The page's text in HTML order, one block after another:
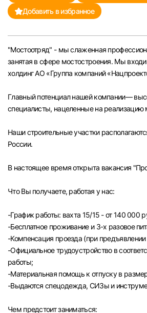
Саратов
Казань
Челябинск
Самара
Оренбург
Волгоград
Ульяновск
Курган
Уфа
Добавить в избранное
"Мостоотряд" - мы слаженная
занятая в сфере мостостроения. Мы
холдинг АО «Группа компаний
Главный потенциал нашей компании—
специалисты, нацеленные на реализацию
Наши строительные участки
России.
В настоящее время открыта вакансия
Что Вы получаете, работая у нас:
-График работы: вахта 15/15 - от 140 000
-Бесплатное проживание и 3-х разовое
-Компенсация проезда (при предъявлении
-Официальное трудоустройство в
работы;
-Материальная помощь к отпуску в
-Выдаются спецодежда, СИЗы и
Чем предстоит заниматься: